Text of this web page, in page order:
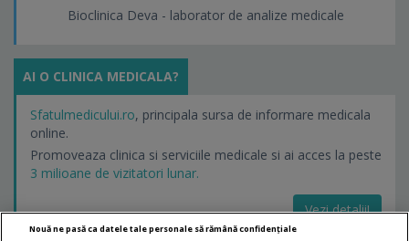
Bioclinica Deva - laborator de analize medicale
AI O CLINICA MEDICALA?
Sfatulmedicului.ro, principala sursa de informare medicala
online.
Promoveaza clinica si serviciile medicale si ai acces la peste
3 milioane de vizitatori lunar.
Vezi detalii!
Nouă ne pasă ca datele tale personale să rămână confidențiale